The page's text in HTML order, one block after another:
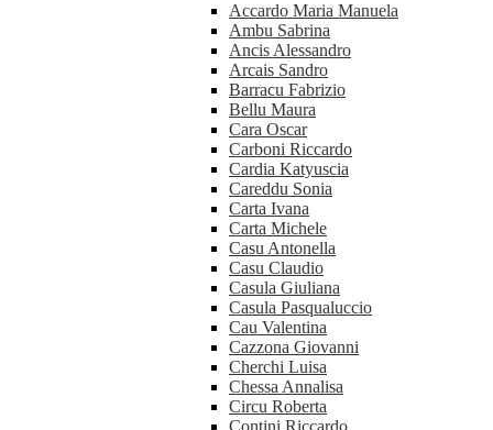
Accardo Maria Manuela
Ambu Sabrina
Ancis Alessandro
Arcais Sandro
Barracu Fabrizio
Bellu Maura
Cara Oscar
Carboni Riccardo
Cardia Katyuscia
Careddu Sonia
Carta Ivana
Carta Michele
Casu Antonella
Casu Claudio
Casula Giuliana
Casula Pasqualuccio
Cau Valentina
Cazzona Giovanni
Cherchi Luisa
Chessa Annalisa
Circu Roberta